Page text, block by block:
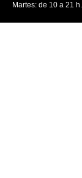
Martes: de 10 a 21